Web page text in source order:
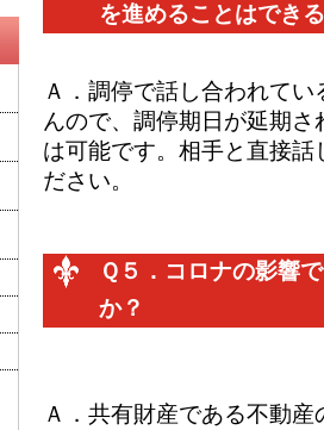
を進めることはでき
Ａ． 調停で話し合われてい
んので、調停期日が延期
は可能です。相手と直接話
ださい。
Ｑ５． コロナの影響
か？
Ａ． 共有財産である不動産